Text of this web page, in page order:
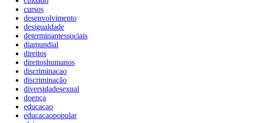
cursos
desenvolvimento
desigualdade
determinantessociais
diamundial
direitos
direitoshumanos
discriminacao
discriminação
diversidadesexual
doença
educacao
educacaopopular